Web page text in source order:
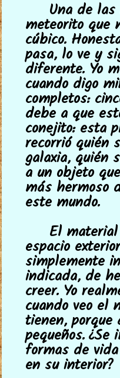
Una de
meteorito que
cúbico.
pasa, lo ve y
diferente. Yo
cuando digo
completos:
debe a que
conejito: esta
recorrió quién
galaxia, quién
a un objeto
más hermoso
este mundo.
El
espacio
simplemente
indicada, de
creer. Yo
cuando veo el
tienen,
pequeños.
formas de
en su interior?